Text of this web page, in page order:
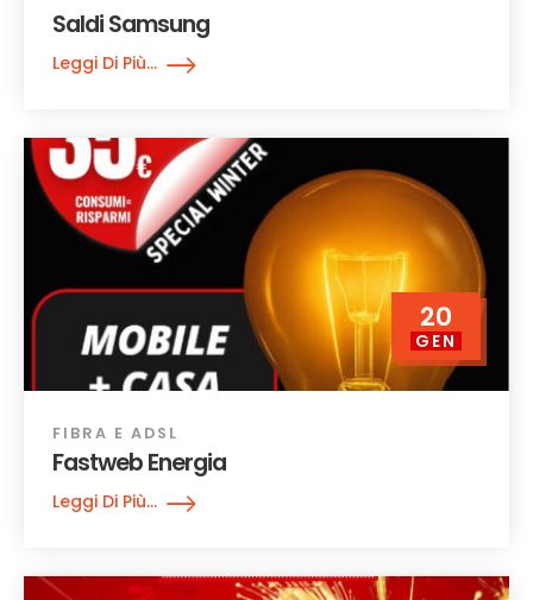
Saldi Samsung
Leggi Di Più...
20
GEN
FIBRA E ADSL
Fastweb Energia
Leggi Di Più...